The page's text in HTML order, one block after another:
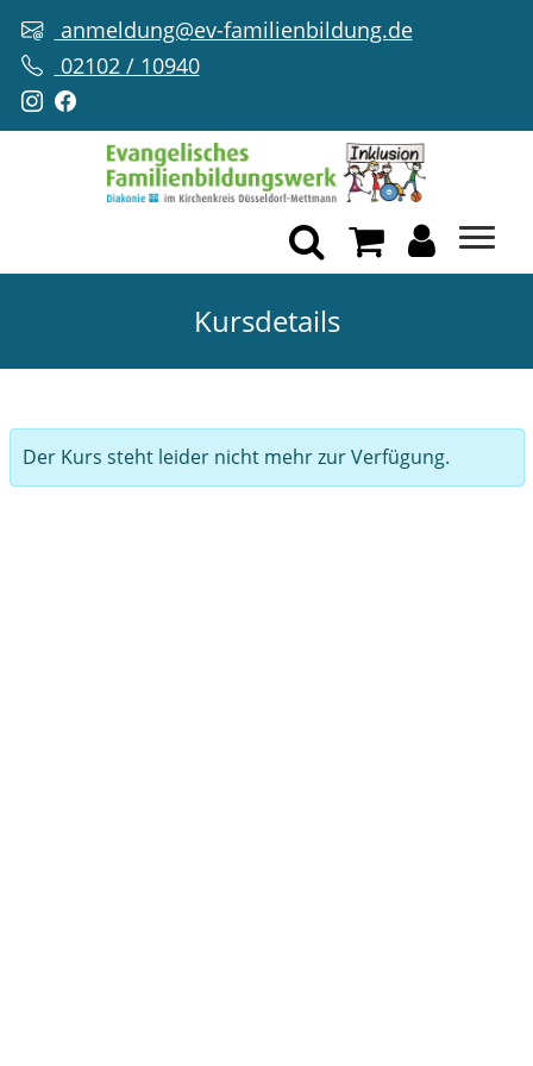
anmeldung@ev-familienbildung.de
02102 / 10940
Kursdetails
Der Kurs steht leider nicht mehr zur Verfügung.